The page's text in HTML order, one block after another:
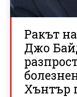
Ракът
Джо
Хънтър